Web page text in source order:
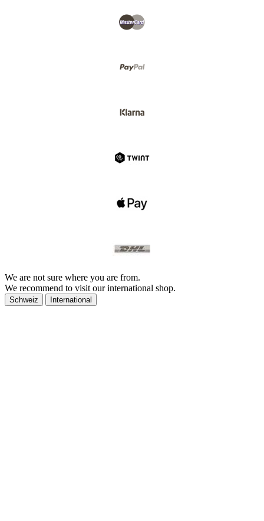
We are not sure where you are from.
We recommend to visit our international shop.
Schweiz International